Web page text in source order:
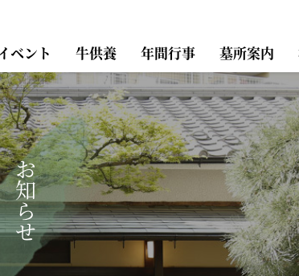
ベント 牛供養 年間行事 墓所案内
お知らせ